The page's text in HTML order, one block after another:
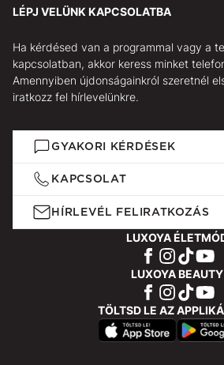
LÉPJ VELÜNK KAPCSOLATBA
Ha kérdésed van a programmal vagy a
kapcsolatban, akkor keress minket
Amennyiben újdonságainkról szeretnél
iratkozz fel hírlevelünkre.
GYAKORI KÉRDÉSEK
KAPCSOLAT
HÍRLEVÉL FELIRATKOZÁS
LUXOYA
LUXOYA BEAUTY
TÖLTSD LE AZ